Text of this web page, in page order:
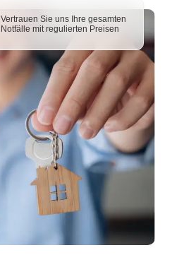
Vertrauen Sie uns Ihre gesamten
Notfälle mit regulierten Preisen